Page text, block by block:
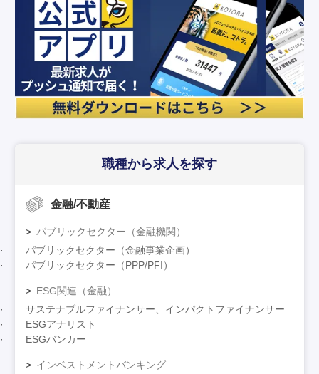
職種から求人を探す
金融/不動産
パブリックセクター（金融機関）
パブリックセクター（金融事業企画）
パブリックセクター（PPP/PFI）
ESG関連（金融）
サステナブルファイナンサー、インパクトファイナンサー
ESGアナリスト
ESGバンカー
インベストメントバンキング